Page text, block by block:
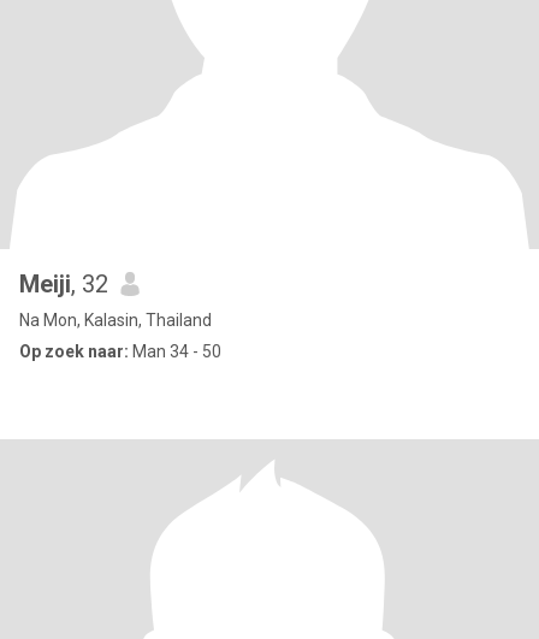
Meiji, 32
Na Mon, Kalasin, Thailand
Op zoek naar: Man 34 - 50